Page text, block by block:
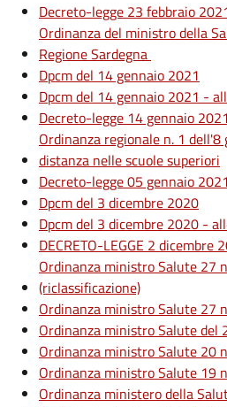
Decreto-legge 23 febbraio
Ordinanza del ministro della
Regione Sardegna
Dpcm del 14 gennaio 2021
Dpcm del 14 gennaio 2021 -
Decreto-legge 14 gennaio
Ordinanza regionale n. 1
distanza nelle scuole superiori
Decreto-legge 05 gennaio
Dpcm del 3 dicembre 2020
Dpcm del 3 dicembre 2020 -
DECRETO-LEGGE 2 dicembre
Ordinanza ministro Salute 27
(riclassificazione)
Ordinanza ministro Salute 27
Ordinanza ministro Salute del
Ordinanza ministro Salute 20
Ordinanza ministro Salute 19
Ordinanza ministero della